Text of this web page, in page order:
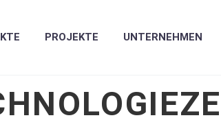
PROJEKTE UNTERNEHMEN